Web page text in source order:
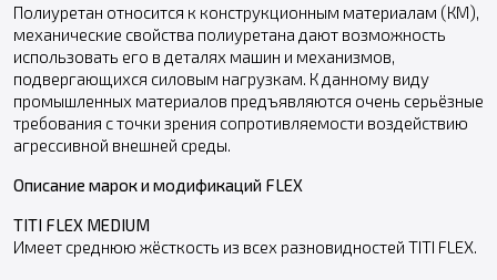
Полиуретан относится к конструкционным материалам (КМ),
механические свойства полиуретана дают возможность
использовать его в деталях машин и механизмов,
подвергающихся силовым нагрузкам. К данному виду
промышленных материалов предъявляются очень серьёзные
требования с точки зрения сопротивляемости воздействию
агрессивной внешней среды.
Описание марок и модификаций FLEX
TITI FLEX MEDIUM
Имеет среднюю жёсткость из всех разновидностей TITI FLEX.